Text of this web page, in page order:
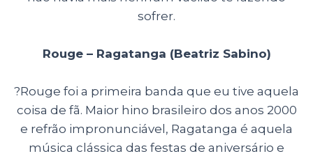
sofrer.
Rouge – Ragatanga (Beatriz Sabino)
?Rouge foi a primeira banda que eu tive aquela
coisa de fã. Maior hino brasileiro dos anos 2000
e refrão impronunciável, Ragatanga é aquela
música clássica das festas de aniversário e